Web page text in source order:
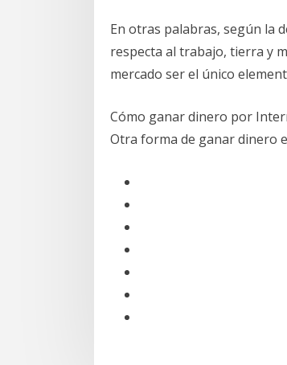
En otras palabras, según la
respecta al trabajo, tierra y
mercado ser el único
Cómo ganar dinero por
Otra forma de ganar dinero